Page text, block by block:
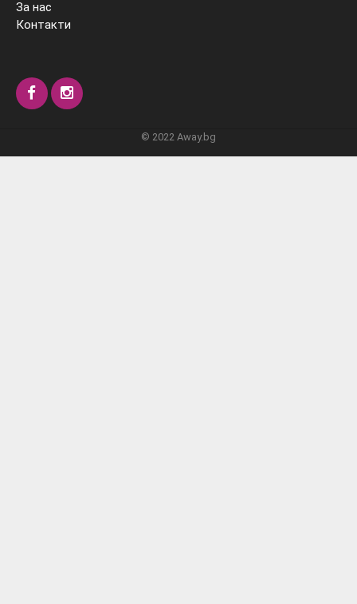
За нас
Контакти
© 2022 Away.bg